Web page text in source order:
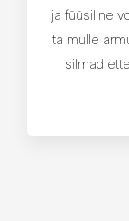
ja füüsiline
ta mulle
silmad